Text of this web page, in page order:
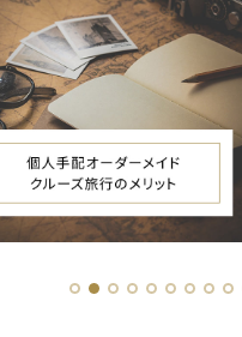
1 2 3 4 5 6 7 8 9